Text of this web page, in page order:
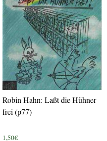
Robin Hahn: Laßt die Hühner
frei (p77)
1,50€